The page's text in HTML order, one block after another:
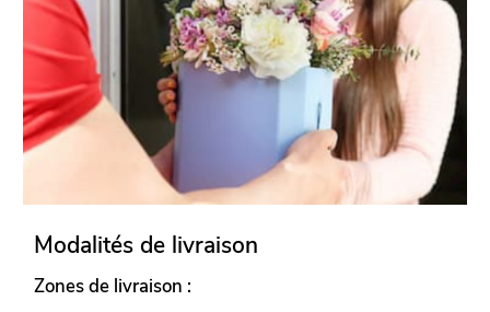
Modalités de livraison
Zones de livraison :